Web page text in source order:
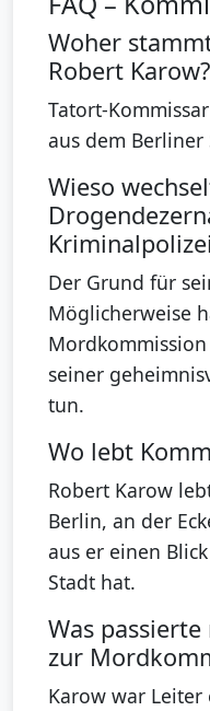
Woher
Robert Karow?
Tatort-
aus dem
Wieso
Der Grund für
Möglicherweise
seiner
tun.
Wo lebt
Robert Karow
Berlin, an der
aus er einen
Stadt hat.
Was
zur
Karow war